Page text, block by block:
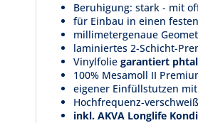
Beruhigung: stark - mit
für Einbau in einen
millimetergenaue
laminiertes 2-Schicht-
Vinylfolie garantiert
100% Mesamoll II
eigener Einfüllstutzen
Hochfrequenz-
inkl. AKVA Longlife